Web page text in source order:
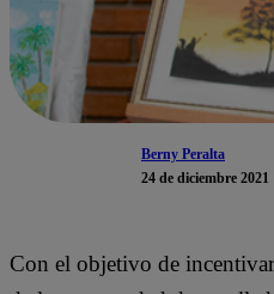
Berny Peralta
24 de diciembre 2021
Con el objetivo de